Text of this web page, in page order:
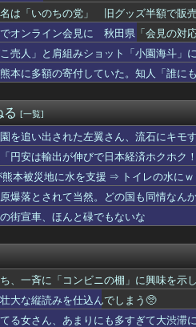
レジ、スーパーにも導入へ
ンセって今回は微妙スキルだったりす
せてる人増えてるけど、終わったらみ
ってこういうもんだよなと話題に
込んだらどんな人が助けてくれたか、
ことになってるって...
の来栖りんちゃん💚💚💚【声優】
を兄嫁が指摘してくる。そんな兄嫁を
ｗｗｗ
なる(´；ω；`) タイガージェットシン
ィセレクションの3箱開封結果画像
ーパー銭湯「極楽湯」とコラボ！
以上なく体現する女
生えてこねーかな」
からピンク色ブラ見え過ぎ最高！
Hすぎる…
岡本和真OPS.74...
、対面で高須幹弥にキレる
ロン持って行った方がいいよね」旦那「
さんへの挑戦権を手にしました！」俺
ど」連発にブチギレ限界のママ「知るか
は「いのちの党」 旧グッズ半額で販
オンライン会見に 秋田県「会見の対応
こ売人」と肩組みショット「小園海斗
本に多額の寄付していた。知人「誰に
る [一覧]
園を追い出された左翼さん、流石にキモ
「円安は輸出が伸びで日本経済ホクホ
熊本被災地に水を支援 ⇒ トイレの水に
爆落とされて当然。どの国も同情なんか
街宣車、ほんと碌でもないな
、一斉に「コンビニの棚」に興味を示
大な縦読みを仕込んでしまう🥺
てる女さん、あまりにも多すぎて大渋滞